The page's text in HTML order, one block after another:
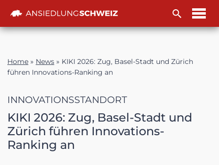
Zum
Home » News » KIKI 2026: Zug, Basel-Stadt und Zürich
führen Innovations-Ranking an
INNOVATIONSSTANDORT
KIKI 2026: Zug, Basel-Stadt und
Zürich führen Innovations-
Ranking an